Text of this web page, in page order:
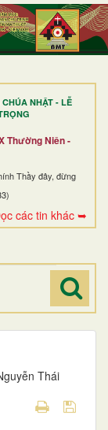
NHẬT - LỄ
Thường Niên -
Thầy đây, đừng
các tin khác ➥
Thái